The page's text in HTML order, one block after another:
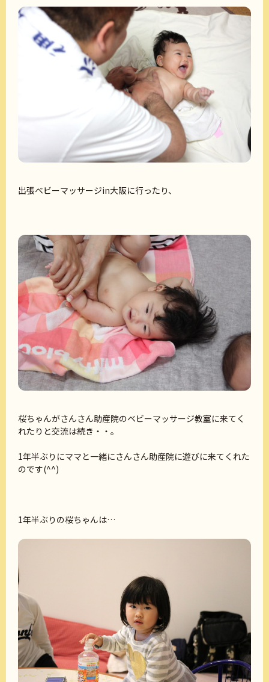
出張ベビーマッサージin大阪に行ったり、
桜ちゃんがさんさん助産院のベビーマッサージ教室に来てく
れたりと交流は続き・・。
1年半ぶりにママと一緒にさんさん助産院に遊びに来てくれた
のです(^^)
1年半ぶりの桜ちゃんは…